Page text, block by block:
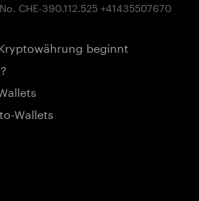
beginnt
Wallets